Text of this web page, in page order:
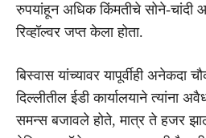
रुपयांहून अधिक किंमतीचे सोने-चांदी
रिव्हॉल्वर जप्त केला होता.
बिस्वास यांच्यावर यापूर्वीही
दिल्लीतील ईडी कार्यालयाने त्यांना
समन्स बजावले होते, मात्र ते हजर